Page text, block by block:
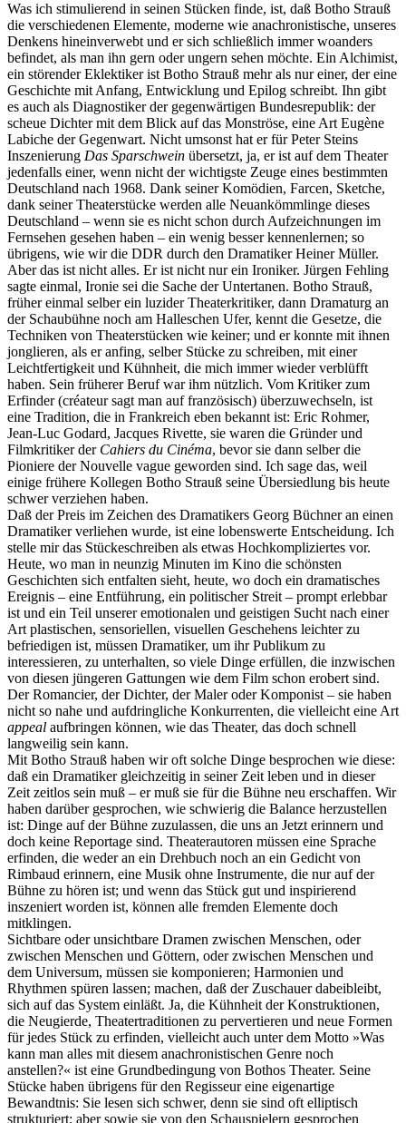
Was ich stimulierend in seinen Stücken finde, ist, daß Botho Strauß
die verschiedenen Elemente, moderne wie anachronistische, unseres
Denkens hineinverwebt und er sich schließlich immer woanders
befindet, als man ihn gern oder ungern sehen möchte. Ein Alchimist,
ein störender Eklektiker ist Botho Strauß mehr als nur einer, der eine
Geschichte mit Anfang, Entwicklung und Epilog schreibt. Ihn gibt
es auch als Diagnostiker der gegenwärtigen Bundesrepublik: der
scheue Dichter mit dem Blick auf das Monströse, eine Art Eugène
Labiche der Gegenwart. Nicht umsonst hat er für Peter Steins
Inszenierung Das Sparschwein übersetzt, ja, er ist auf dem Theater
jedenfalls einer, wenn nicht der wichtigste Zeuge eines bestimmten
Deutschland nach 1968. Dank seiner Komödien, Farcen, Sketche,
dank seiner Theaterstücke werden alle Neuankömmlinge dieses
Deutschland – wenn sie es nicht schon durch Aufzeichnungen im
Fernsehen gesehen haben – ein wenig besser kennenlernen; so
übrigens, wie wir die DDR durch den Dramatiker Heiner Müller.
Aber das ist nicht alles. Er ist nicht nur ein Ironiker. Jürgen Fehling
sagte einmal, Ironie sei die Sache der Untertanen. Botho Strauß,
früher einmal selber ein luzider Theaterkritiker, dann Dramaturg an
der Schaubühne noch am Halleschen Ufer, kennt die Gesetze, die
Techniken von Theaterstücken wie keiner; und er konnte mit ihnen
jonglieren, als er anfing, selber Stücke zu schreiben, mit einer
Leichtfertigkeit und Kühnheit, die mich immer wieder verblüfft
haben. Sein früherer Beruf war ihm nützlich. Vom Kritiker zum
Erfinder (créateur sagt man auf französisch) überzuwechseln, ist
eine Tradition, die in Frankreich eben bekannt ist: Eric Rohmer,
Jean-Luc Godard, Jacques Rivette, sie waren die Gründer und
Filmkritiker der Cahiers du Cinéma, bevor sie dann selber die
Pioniere der Nouvelle vague geworden sind. Ich sage das, weil
einige frühere Kollegen Botho Strauß seine Übersiedlung bis heute
schwer verziehen haben.
Daß der Preis im Zeichen des Dramatikers Georg Büchner an einen
Dramatiker verliehen wurde, ist eine lobenswerte Entscheidung. Ich
stelle mir das Stückeschreiben als etwas Hochkompliziertes vor.
Heute, wo man in neunzig Minuten im Kino die schönsten
Geschichten sich entfalten sieht, heute, wo doch ein dramatisches
Ereignis – eine Entführung, ein politischer Streit – prompt erlebbar
ist und ein Teil unserer emotionalen und geistigen Sucht nach einer
Art plastischen, sensoriellen, visuellen Geschehens leichter zu
befriedigen ist, müssen Dramatiker, um ihr Publikum zu
interessieren, zu unterhalten, so viele Dinge erfüllen, die inzwischen
von diesen jüngeren Gattungen wie dem Film schon erobert sind.
Der Romancier, der Dichter, der Maler oder Komponist – sie haben
nicht so nahe und aufdringliche Konkurrenten, die vielleicht eine Art
appeal aufbringen können, wie das Theater, das doch schnell
langweilig sein kann.
Mit Botho Strauß haben wir oft solche Dinge besprochen wie diese:
daß ein Dramatiker gleichzeitig in seiner Zeit leben und in dieser
Zeit zeitlos sein muß – er muß sie für die Bühne neu erschaffen. Wir
haben darüber gesprochen, wie schwierig die Balance herzustellen
ist: Dinge auf der Bühne zuzulassen, die uns an Jetzt erinnern und
doch keine Reportage sind. Theaterautoren müssen eine Sprache
erfinden, die weder an ein Drehbuch noch an ein Gedicht von
Rimbaud erinnern, eine Musik ohne Instrumente, die nur auf der
Bühne zu hören ist; und wenn das Stück gut und inspirierend
inszeniert worden ist, können alle fremden Elemente doch
mitklingen.
Sichtbare oder unsichtbare Dramen zwischen Menschen, oder
zwischen Menschen und Göttern, oder zwischen Menschen und
dem Universum, müssen sie komponieren; Harmonien und
Rhythmen spüren lassen; machen, daß der Zuschauer dabeibleibt,
sich auf das System einläßt. Ja, die Kühnheit der Konstruktionen,
die Neugierde, Theatertraditionen zu pervertieren und neue Formen
für jedes Stück zu erfinden, vielleicht auch unter dem Motto »Was
kann man alles mit diesem anachronistischen Genre noch
anstellen?« ist eine Grundbedingung von Bothos Theater. Seine
Stücke haben übrigens für den Regisseur eine eigenartige
Bewandtnis: Sie lesen sich schwer, denn sie sind oft elliptisch
strukturiert; aber sowie sie von den Schauspielern gesprochen